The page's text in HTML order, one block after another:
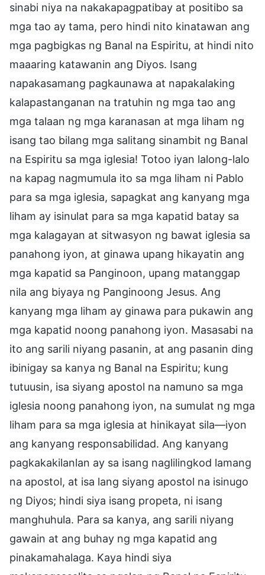
sinabi niya na nakakapagpatibay at positibo sa
mga tao ay tama, pero hindi nito kinatawan ang
mga pagbigkas ng Banal na Espiritu, at hindi nito
maaaring katawanin ang Diyos. Isang
napakasamang pagkaunawa at napakalaking
kalapastanganan na tratuhin ng mga tao ang
mga talaan ng mga karanasan at mga liham ng
isang tao bilang mga salitang sinambit ng Banal
na Espiritu sa mga iglesia! Totoo iyan lalong-lalo
na kapag nagmumula ito sa mga liham ni Pablo
para sa mga iglesia, sapagkat ang kanyang mga
liham ay isinulat para sa mga kapatid batay sa
mga kalagayan at sitwasyon ng bawat iglesia sa
panahong iyon, at ginawa upang hikayatin ang
mga kapatid sa Panginoon, upang matanggap
nila ang biyaya ng Panginoong Jesus. Ang
kanyang mga liham ay ginawa para pukawin ang
mga kapatid noong panahong iyon. Masasabi na
ito ang sarili niyang pasanin, at ang pasanin ding
ibinigay sa kanya ng Banal na Espiritu; kung
tutuusin, isa siyang apostol na namuno sa mga
iglesia noong panahong iyon, na sumulat ng mga
liham para sa mga iglesia at hinikayat sila—iyon
ang kanyang responsabilidad. Ang kanyang
pagkakakilanlan ay sa isang naglilingkod lamang
na apostol, at isa lang siyang apostol na isinugo
ng Diyos; hindi siya isang propeta, ni isang
manghuhula. Para sa kanya, ang sarili niyang
gawain at ang buhay ng mga kapatid ang
pinakamahalaga. Kaya hindi siya